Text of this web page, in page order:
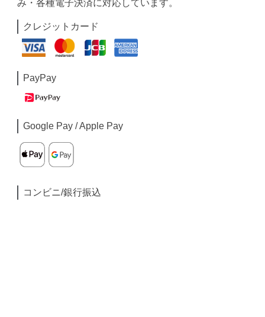
み・各種電子決済に対応しています。
クレジットカード
PayPay
Google Pay / Apple Pay
コンビニ/銀行振込